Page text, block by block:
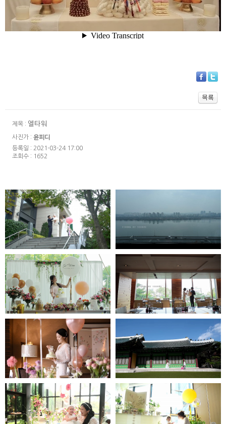
제목 : 엘타워
사진가 : 윤피디
등록일 : 2021-03-24 17:00
조회수 : 1652
반얀트리 페스타
워커힐 모에기 -
인스타1분영상
인스타1분영상
jjw메리어트호텔
타블로24-인스타1분영상
롯데호텔 도림-
인스타1분영상
신라호텔 - 인스타1분영상
JW메리어트호텔 -
인스타1분영상
그랜드인터컨티넨탈호텔-
인스타1분영상